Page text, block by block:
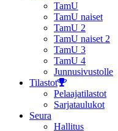
TamU
TamU naiset
TamU 2
TamU naiset 2
TamU 3
TamU 4
Junnusivustolle
Tilastot
Pelaajatilastot
Sarjataulukot
Seura
Hallitus